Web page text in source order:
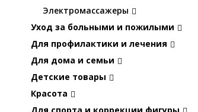
Электромассажеры
Уход за больными и пожилыми
Для профилактики и лечения
Для дома и семьи
Детские товары
Красота
Для спорта и коррекции фигуры